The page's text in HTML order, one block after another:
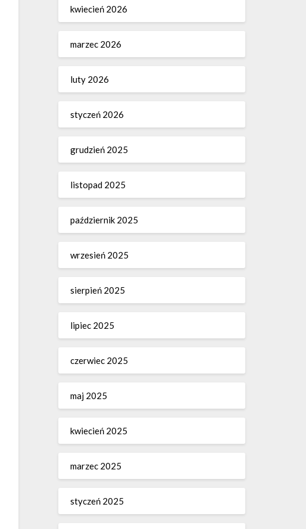
kwiecień 2026
marzec 2026
luty 2026
styczeń 2026
grudzień 2025
listopad 2025
październik 2025
wrzesień 2025
sierpień 2025
lipiec 2025
czerwiec 2025
maj 2025
kwiecień 2025
marzec 2025
styczeń 2025